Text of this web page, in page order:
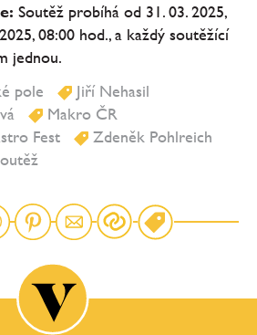
Soutěž probíhá od 31. 03. 2025,
08:00 hod., a každý soutěžící
jednou.
pole
Jiří Nehasil
Makro ČR
Fest
Zdeněk Pohlreich